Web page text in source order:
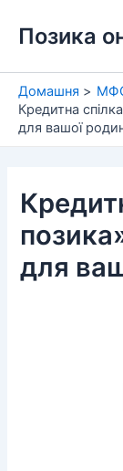
Позика
Домашня
Кредитна
для вашої
для